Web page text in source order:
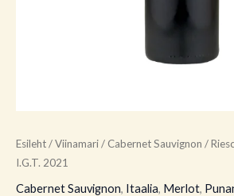
Esileht/Viinamari/ Cabernet Sauvignon /
I.G.T. 2021
Cabernet Sauvignon, Itaalia, Merlot,